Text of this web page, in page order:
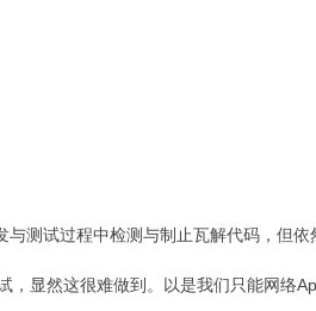
试过程中检测与制止瓦解代码，但依
显然这很难做到。以是我们只能网络